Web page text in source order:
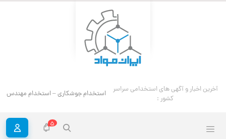
آخرین اخبار و آگهی های استخدامی سراسر
کشور :
استخدام جوشکاری – استخدام مهندس
5